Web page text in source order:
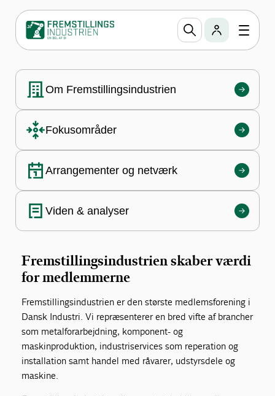
Fremstillingsindustrien
Fremstillingsindustrien er den største
medlemsforening i DI. Vi varetager branchens
interesser fagligt og politisk.
Om Fremstillingsindustrien
Fokusområder
Arrangementer og netværk
Viden & analyser
Fremstillingsindustrien skaber værdi
for medlemmerne
Fremstillingsindustrien er den største medlemsforening i
Dansk Industri. Vi repræsenterer en bred vifte af brancher
som metalforarbejdning, komponent- og
maskinproduktion, industriservices som reperation og
installation samt handel med råvarer, udstyrsdele og
maskine.